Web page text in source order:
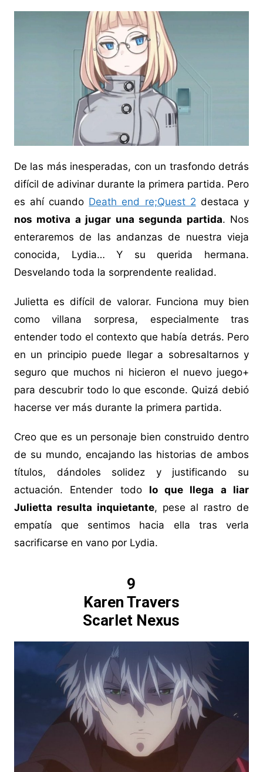
De las más inesperadas, con un trasfondo detrás
difícil de adivinar durante la primera partida. Pero
es ahí cuando Death end re;Quest 2 destaca y
nos motiva a jugar una segunda partida. Nos
enteraremos de las andanzas de nuestra vieja
conocida, Lydia… Y su querida hermana.
Desvelando toda la sorprendente realidad.
Julietta es difícil de valorar. Funciona muy bien
como villana sorpresa, especialmente tras
entender todo el contexto que había detrás. Pero
en un principio puede llegar a sobresaltarnos y
seguro que muchos ni hicieron el nuevo juego+
para descubrir todo lo que esconde. Quizá debió
hacerse ver más durante la primera partida.
Creo que es un personaje bien construido dentro
de su mundo, encajando las historias de ambos
títulos, dándoles solidez y justificando su
actuación. Entender todo lo que llega a liar
Julietta resulta inquietante, pese al rastro de
empatía que sentimos hacia ella tras verla
sacrificarse en vano por Lydia.
9
Karen Travers
Scarlet Nexus